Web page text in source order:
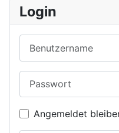
Login
Angemeldet